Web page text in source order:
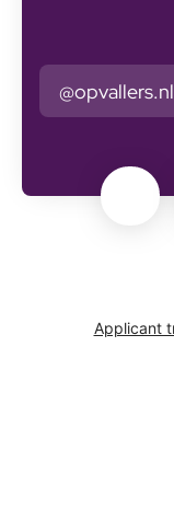
@opvallers.nl
Applicant